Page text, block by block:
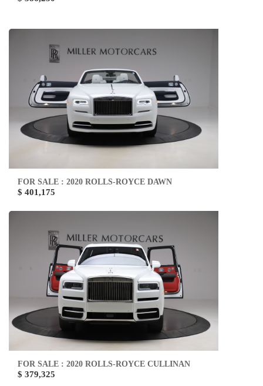
FOR SALE : 2020 ROLLS-ROYCE DAWN
$ 401,175
FOR SALE : 2020 ROLLS-ROYCE CULLINAN
$ 379,325